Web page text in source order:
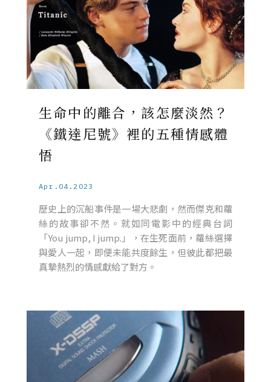
生命中的離合，該怎麼淡然？
《鐵達尼號》裡的五種情感體
悟
Apr.04.2023
歷史上的沉船事件是一場大悲劇，然而傑克和蘿
絲的故事卻不然。就如同電影中的經典台詞
「You jump, I jump.」，在生死面前，蘿絲選擇
與愛人一起，即便未能共度餘生，但彼此都把最
真摯熱烈的情感獻給了對方。